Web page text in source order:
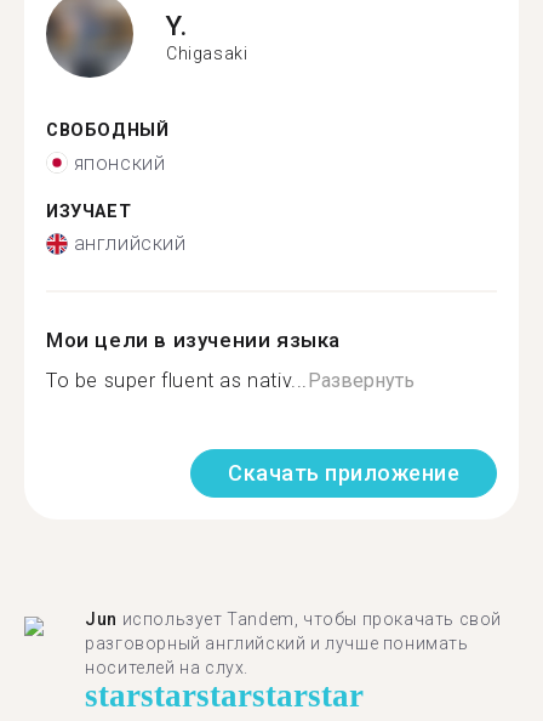
Y.
Chigasaki
СВОБОДНЫЙ
японский
ИЗУЧАЕТ
английский
Мои цели в изучении языка
To be super fluent as nativ...Развернуть
Скачать приложение
Jun использует Tandem, чтобы прокачать свой
разговорный английский и лучше понимать
носителей на слух.
starstarstarstarstar